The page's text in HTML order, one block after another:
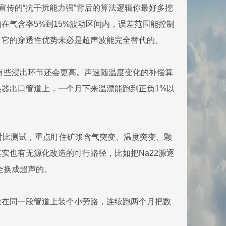
的“抗干扰能力强”背后的算法逻辑你最好多挖
气含率5%到15%波动区间内，误差范围能控制
的穿透性优势未必是超声波能完全替代的。
浸出环节还会更高。声速随温度变化的补偿算
出口管道上，一个月下来温漂能跑到正负1%以
测试，重点盯住矿浆含气突变、温度突变、颗
也有无源化改造的可行路径，比如把Na22源逐
成超声的。
同一段管道上装个小旁路，连续跑两个月把数